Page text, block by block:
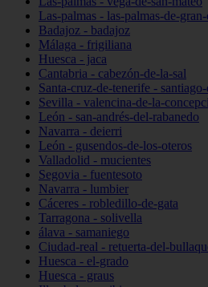
Las-palmas - las-palmas-de-
Badajoz - badajoz
Málaga - frigiliana
Huesca - jaca
Cantabria - cabezón-de-la-sal
Santa-cruz-de-tenerife -
Sevilla - valencina-de-la-
León - san-andrés-del-rabanedo
Navarra - deierri
León - gusendos-de-los-oteros
Valladolid - mucientes
Segovia - fuentesoto
Navarra - lumbier
Cáceres - robledillo-de-gata
Tarragona - solivella
álava - samaniego
Ciudad-real - retuerta-del-
Huesca - el-grado
Huesca - graus